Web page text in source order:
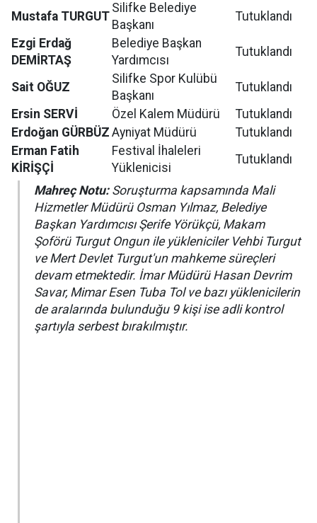
Mustafa TURGUT
Silifke Belediye
Başkanı
Tutuklandı
Ezgi Erdağ
DEMİRTAŞ
Belediye Başkan
Yardımcısı
Tutuklandı
Sait OĞUZ
Silifke Spor Kulübü
Başkanı
Tutuklandı
Ersin SERVİ
Özel Kalem Müdürü
Tutuklandı
Erdoğan GÜRBÜZ Ayniyat Müdürü
Tutuklandı
Erman Fatih
KİRİŞÇİ
Festival İhaleleri
Yüklenicisi
Tutuklandı
Mahreç Notu:Soruşturma kapsamında Mali
Hizmetler Müdürü Osman Yılmaz, Belediye
Başkan Yardımcısı Şerife Yörükçü, Makam
Şoförü Turgut Ongun ile yükleniciler Vehbi Turgut
ve Mert Devlet Turgut'un mahkeme süreçleri
devam etmektedir. İmar Müdürü Hasan Devrim
Savar, Mimar Esen Tuba Tol ve bazı yüklenicilerin
de aralarında bulunduğu 9 kişi ise adli kontrol
şartıyla serbest bırakılmıştır.